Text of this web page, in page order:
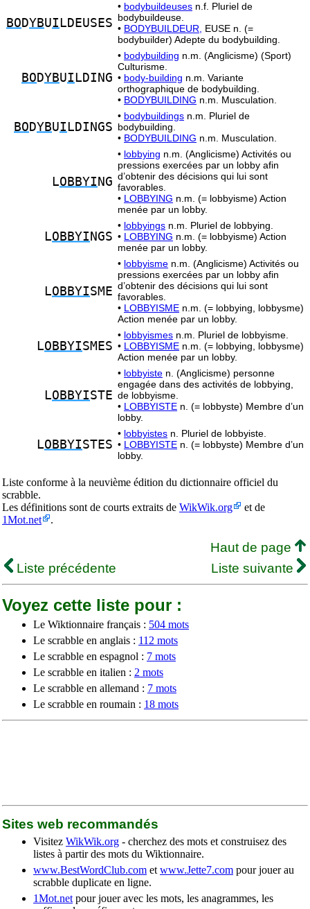
BO DYBUI LDEUSES
• bodybuildeuses n.f. Pluriel de
bodybuildeuse.
• BODYBUILDEUR,
EUSE n. (=
bodybuilder) Adepte du bodybuilding.
BO DYBUI LDING
• bodybuilding n.m. (Anglicisme) (Sport)
Culturisme.
• body-building n.m. Variante
orthographique de bodybuilding.
• BODYBUILDING n.m. Musculation.
BO DYBUI LDINGS
• bodybuildings n.m. Pluriel de
bodybuilding.
• BODYBUILDING n.m. Musculation.
LOBBYI NG
• lobbying n.m. (Anglicisme) Activités ou
pressions exercées par un lobby afin
d’obtenir des décisions qui lui sont
favorables.
• LOBBYING n.m. (= lobbyisme) Action
menée par un lobby.
LOBBYI NGS
• lobbyings n.m. Pluriel de lobbying.
• LOBBYING n.m. (= lobbyisme) Action
menée par un lobby.
LOBBYISME
• lobbyisme n.m. (Anglicisme) Activités ou
pressions exercées par un lobby afin
d’obtenir des décisions qui lui sont
favorables.
• LOBBYISME n.m. (= lobbying, lobbysme)
Action menée par un lobby.
LOBBYISMES
• lobbyismes n.m. Pluriel de lobbyisme.
• LOBBYISME n.m. (= lobbying, lobbysme)
Action menée par un lobby.
LOBBYISTE
• lobbyiste n. (Anglicisme) personne
engagée dans des activités de lobbying,
de lobbyisme.
• LOBBYISTE n. (= lobbyste) Membre d’un
lobby.
LOBBYISTES
• lobbyistes n. Pluriel de lobbyiste.
• LOBBYISTE n. (= lobbyste) Membre d’un
lobby.
Liste conforme à la neuvième édition du dictionnaire officiel du
scrabble.
Les définitions sont de courts extraits de WikWik.org
et de
1Mot.net
.
Haut de page
Liste précédente
Liste suivante
Voyez cette liste pour :
Le Wiktionnaire français : 504 mots
Le scrabble en anglais : 112 mots
Le scrabble en espagnol : 7 mots
Le scrabble en italien : 2 mots
Le scrabble en allemand : 7 mots
Le scrabble en roumain : 18 mots
Sites web recommandés
Visitez WikWik.org - cherchez des mots et construisez des
listes à partir des mots du Wiktionnaire.
www.BestWordClub.com et www.Jette7.com pour jouer au
scrabble duplicate en ligne.
1Mot.net pour jouer avec les mots, les anagrammes, les